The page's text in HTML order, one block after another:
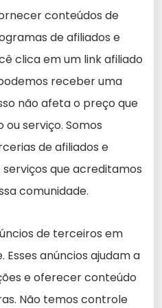
conteúdos de
de afiliados e
clica em um link afiliado
receber uma
não afeta o preço que
serviço. Somos
de afiliados e
que acreditamos
comunidade.
de terceiros em
Esses anúncios ajudam a
e oferecer conteúdo
Não temos controle